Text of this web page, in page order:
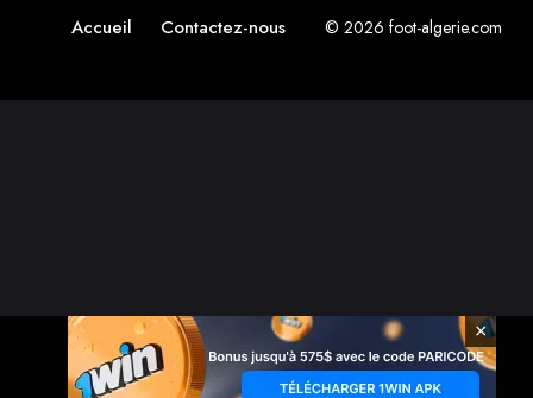
Accueil Contactez-nous © 2026 foot-algerie.com
×